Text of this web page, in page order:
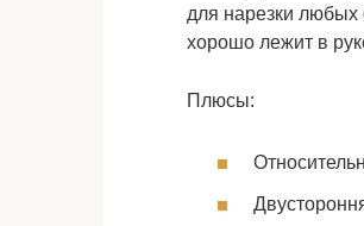
для нарезки любых
хорошо лежит в
Плюсы: